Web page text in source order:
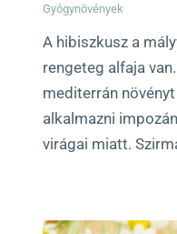
Gyógynövények
A hibiszkusz a
rengeteg alfaja
mediterrán
alkalmazni
virágai miatt.